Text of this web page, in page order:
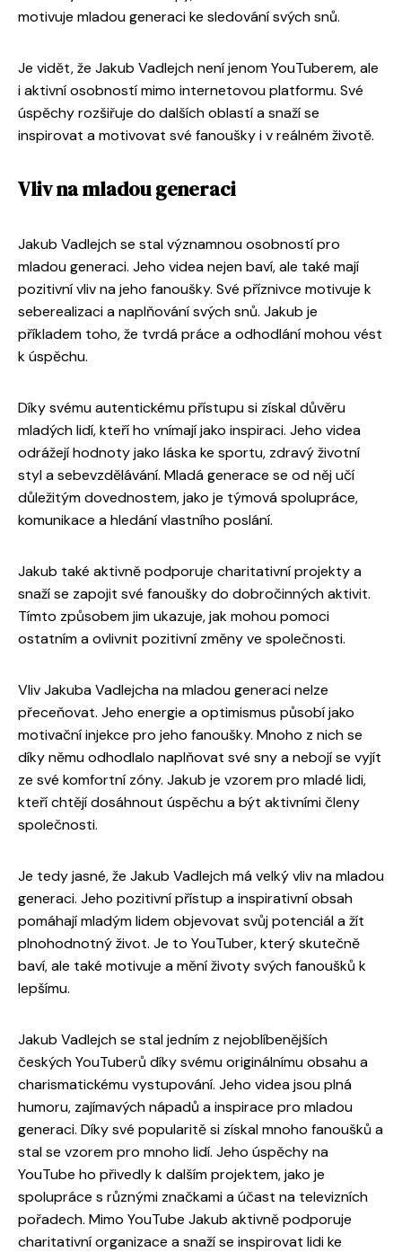
motivuje mladou generaci ke sledování svých snů.
Je vidět, že Jakub Vadlejch není jenom YouTuberem, ale
i aktivní osobností mimo internetovou platformu. Své
úspěchy rozšiřuje do dalších oblastí a snaží se
inspirovat a motivovat své fanoušky i v reálném životě.
Vliv na mladou generaci
Jakub Vadlejch se stal významnou osobností pro
mladou generaci. Jeho videa nejen baví, ale také mají
pozitivní vliv na jeho fanoušky. Své příznivce motivuje k
seberealizaci a naplňování svých snů. Jakub je
příkladem toho, že tvrdá práce a odhodlání mohou vést
k úspěchu.
Díky svému autentickému přístupu si získal důvěru
mladých lidí, kteří ho vnímají jako inspiraci. Jeho videa
odrážejí hodnoty jako láska ke sportu, zdravý životní
styl a sebevzdělávání. Mladá generace se od něj učí
důležitým dovednostem, jako je týmová spolupráce,
komunikace a hledání vlastního poslání.
Jakub také aktivně podporuje charitativní projekty a
snaží se zapojit své fanoušky do dobročinných aktivit.
Tímto způsobem jim ukazuje, jak mohou pomoci
ostatním a ovlivnit pozitivní změny ve společnosti.
Vliv Jakuba Vadlejcha na mladou generaci nelze
přeceňovat. Jeho energie a optimismus působí jako
motivační injekce pro jeho fanoušky. Mnoho z nich se
díky němu odhodlalo naplňovat své sny a nebojí se vyjít
ze své komfortní zóny. Jakub je vzorem pro mladé lidi,
kteří chtějí dosáhnout úspěchu a být aktivními členy
společnosti.
Je tedy jasné, že Jakub Vadlejch má velký vliv na mladou
generaci. Jeho pozitivní přístup a inspirativní obsah
pomáhají mladým lidem objevovat svůj potenciál a žít
plnohodnotný život. Je to YouTuber, který skutečně
baví, ale také motivuje a mění životy svých fanoušků k
lepšímu.
Jakub Vadlejch se stal jedním z nejoblíbenějších
českých YouTuberů díky svému originálnímu obsahu a
charismatickému vystupování. Jeho videa jsou plná
humoru, zajímavých nápadů a inspirace pro mladou
generaci. Díky své popularitě si získal mnoho fanoušků a
stal se vzorem pro mnoho lidí. Jeho úspěchy na
YouTube ho přivedly k dalším projektem, jako je
spolupráce s různými značkami a účast na televizních
pořadech. Mimo YouTube Jakub aktivně podporuje
charitativní organizace a snaží se inspirovat lidi ke